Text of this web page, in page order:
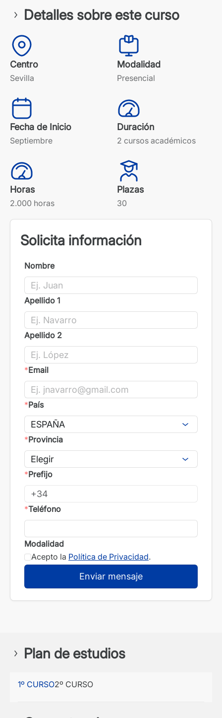
Detalles sobre este curso
Centro
Sevilla
Modalidad
Presencial
Fecha de Inicio
Septiembre
Duración
2 cursos académicos
Horas
2.000 horas
Plazas
30
Solicita información
Nombre
Apellido 1
Apellido 2
*Email
*País
*Provincia
*Prefijo
*Teléfono
Modalidad
Acepto la Política de Privacidad.
Plan de estudios
1º CURSO2º CURSO